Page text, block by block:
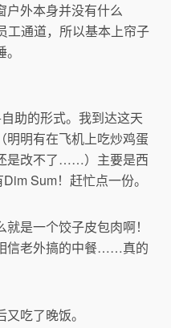
户外本身并没有什么
工通道，所以基本上帘子
助的形式。我到达这天
明明有在飞机上吃炒鸡蛋
是改不了……）主要是西
Sum！赶忙点一份。
是一个饺子皮包肉啊！
信老外搞的中餐……真的
吃了晚饭。